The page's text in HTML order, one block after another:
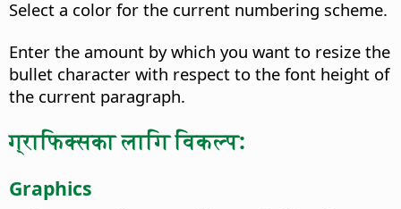
Select a color for the current numbering scheme.
Enter the amount by which you want to resize the
bullet character with respect to the font height of
the current paragraph.
ग्राफिक्सका लागि विकल्प:
Graphics